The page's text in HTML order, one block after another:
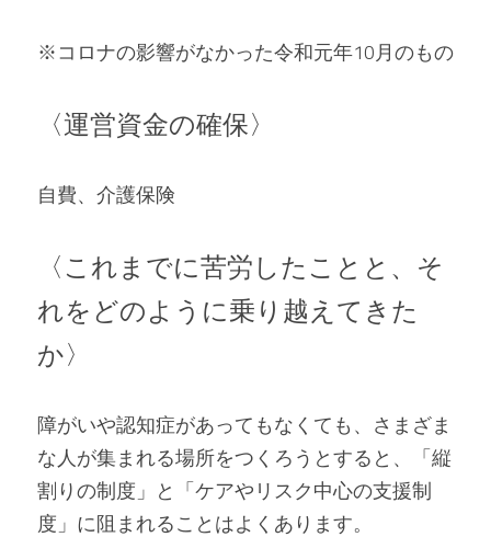
※コロナの影響がなかった令和元年10月のもの
〈運営資金の確保〉
自費、介護保険
〈これまでに苦労したことと、そ
れをどのように乗り越えてきた
か〉
障がいや認知症があってもなくても、さまざま
な人が集まれる場所をつくろうとすると、「縦
割りの制度」と「ケアやリスク中心の支援制
度」に阻まれることはよくあります。